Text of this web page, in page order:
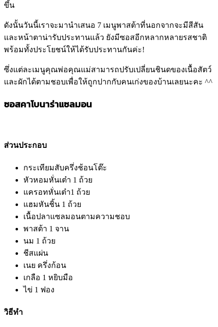
ขึ้น
ดังนั้นวันนี้เราจะมานำเสนอ 7 เมนูพาสต้าที่นอกจากจะมีสีสัน
และหน้าตาน่ารับประทานแล้ว ยังมีซอสอีกหลากหลายรสชาติ
พร้อมทั้งประโยชน์ให้ได้รับประทานกันค่ะ!
ซึ่งแต่ละเมนูคุณพ่อคุณแม่สามารถปรับเปลี่ยนชินดของเนื้อสัตว์
และผักได้ตามชอบเพื่อให้ถูกปากกับคนเก่งของบ้านเลยนะคะ ^^
ซอสคาโบนาร่าแซลมอน
ส่วนประกอบ
กระเทียมสับครึ่งช้อนโต๊ะ
หัวหอมหั่นเต๋า 1 ถ้วย
แครอทหั่นเต๋า1 ถ้วย
แฮมหันชิ้น 1 ถ้วย
เนื้อปลาแซลมอนตามความชอบ
พาสต้า 1 จาน
นม 1 ถ้วย
ชีสแผ่น
เนย ครึ่งก้อน
เกลือ 1 หยิบมือ
ไข่ 1 ฟอง
วิธีทำ